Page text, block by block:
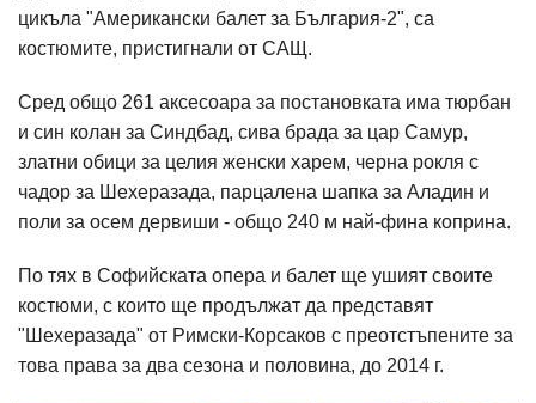
цикъла "Американски балет за България-2", са
костюмите, пристигнали от САЩ.
Сред общо 261 аксесоара за постановката има тюрбан
и син колан за Синдбад, сива брада за цар Самур,
златни обици за целия женски харем, черна рокля с
чадор за Шехеразада, парцалена шапка за Аладин и
поли за осем дервиши - общо 240 м най-фина коприна.
По тях в Софийската опера и балет ще ушият своите
костюми, с които ще продължат да представят
"Шехеразада" от Римски-Корсаков с преотстъпените за
това права за два сезона и половина, до 2014 г.